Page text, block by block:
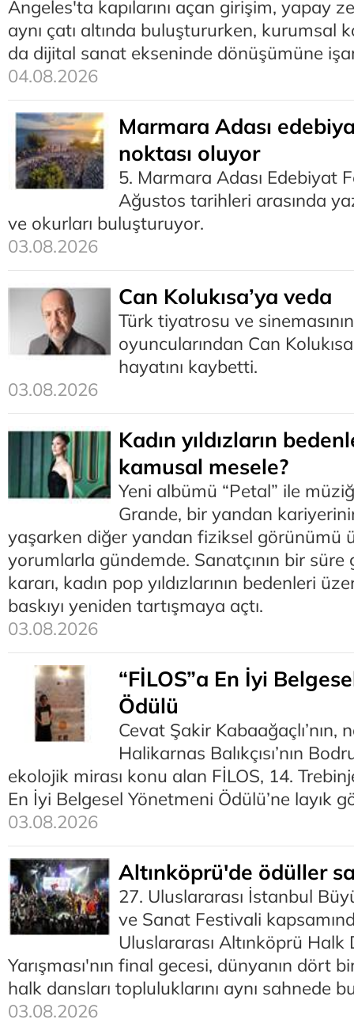
Angeles'ta kapılarını açan girişim, yapay
aynı çatı altında buluştururken, kurumsal
da dijital sanat ekseninde dönüşümüne
04.08.2026
Marmara Adası
noktası oluyor
5. Marmara Adası Edebiyat
Ağustos tarihleri arasında
ve okurları buluşturuyor.
03.08.2026
Can Kolukısa’ya veda
Türk tiyatrosu ve
oyuncularından Can
hayatını kaybetti.
03.08.2026
Kadın yıldızların
kamusal mesele?
Yeni albümü “Petal” ile
Grande, bir yandan
yaşarken diğer yandan fiziksel görünümü
yorumlarla gündemde. Sanatçının bir
kararı, kadın pop yıldızlarının bedenleri
baskıyı yeniden tartışmaya açtı.
03.08.2026
“FİLOS”a En İyi
Ödülü
Cevat Şakir Kabaağaçlı’nın,
Halikarnas Balıkçısı’nın
ekolojik mirası konu alan FİLOS, 14.
En İyi Belgesel Yönetmeni Ödülü’ne layık
03.08.2026
Altınköprü'de ödüller
27. Uluslararası İstanbul
ve Sanat Festivali
Uluslararası Altınköprü Halk
Yarışması'nın final gecesi, dünyanın dört
halk dansları topluluklarını aynı sahnede
03.08.2026